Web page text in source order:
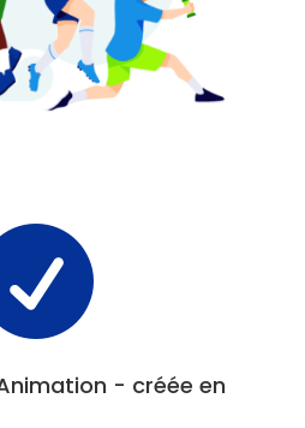
- créée en